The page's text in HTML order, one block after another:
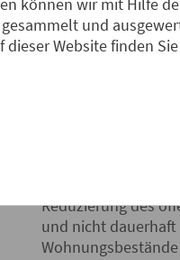
Teilmärkte und
Wohnungen“ steht
Altbaubeständen
Reduzierung des
und nicht
und
dieser Website finden